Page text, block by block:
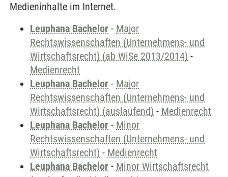
Medieninhalte im Internet.
Leuphana Bachelor - Major
Rechtswissenschaften (Unternehmens- und
Wirtschaftsrecht) (ab WiSe 2013/2014) -
Medienrecht
Leuphana Bachelor - Major
Rechtswissenschaften (Unternehmens- und
Wirtschaftsrecht) (auslaufend) - Medienrecht
Leuphana Bachelor - Minor
Rechtswissenschaften (Unternehmens- und
Wirtschaftsrecht) - Medienrecht
Leuphana Bachelor - Minor Wirtschaftsrecht